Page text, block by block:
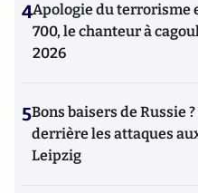
4Apologie du terrorisme
700, le chanteur à
2026
5Bons baisers de Russie
derrière les attaques
Leipzig